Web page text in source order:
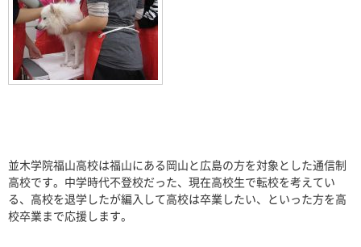
並木学院福山高校は福山にある岡山と広島の方を対象とした通信制
高校です。中学時代不登校だった、現在高校生で転校を考えてい
る、高校を退学したが編入して高校は卒業したい、といった方を高
校卒業まで応援します。